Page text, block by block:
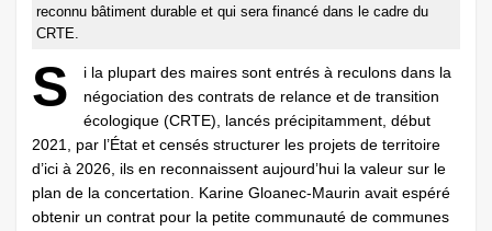
reconnu bâtiment durable et qui sera financé dans le cadre du
CRTE.
S
i la plupart des maires sont entrés à reculons dans la
négociation des contrats de relance et de transition
écologique (CRTE), lancés précipitamment, début
2021, par l’État et censés structurer les projets de territoire
d’ici à 2026, ils en reconnaissent aujourd’hui la valeur sur le
plan de la concertation. Karine Gloanec-Maurin avait espéré
obtenir un contrat pour la petite communauté de communes